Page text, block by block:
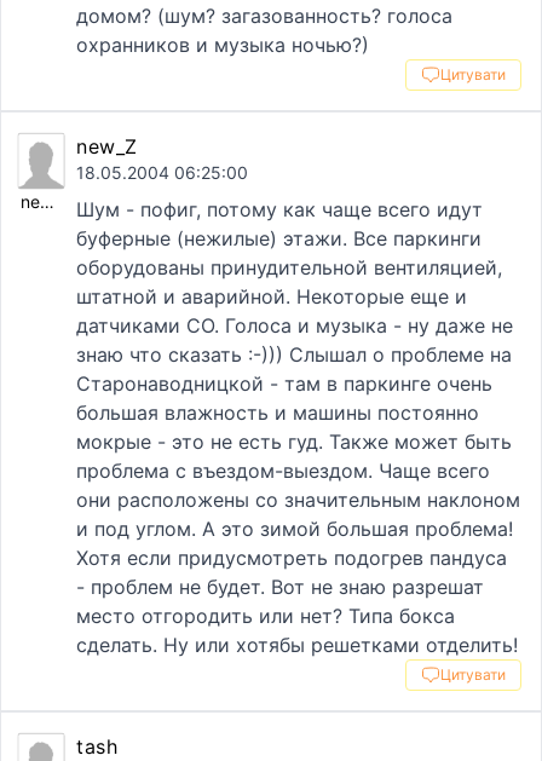
домом? (шум? загазованность? голоса
охранников и музыка ночью?)
Цитувати
new_Z
new_Z
18.05.2004 06:25:00
Шум - пофиг, потому как чаще всего идут
буферные (нежилые) этажи. Все паркинги
оборудованы принудительной вентиляцией,
штатной и аварийной. Некоторые еще и
датчиками СО. Голоса и музыка - ну даже не
знаю что сказать :-))) Слышал о проблеме на
Старонаводницкой - там в паркинге очень
большая влажность и машины постоянно
мокрые - это не есть гуд. Также может быть
проблема с въездом-выездом. Чаще всего
они расположены со значительным наклоном
и под углом. А это зимой большая проблема!
Хотя если придусмотреть подогрев пандуса
- проблем не будет. Вот не знаю разрешат
место отгородить или нет? Типа бокса
сделать. Ну или хотябы решетками отделить!
Цитувати
tash